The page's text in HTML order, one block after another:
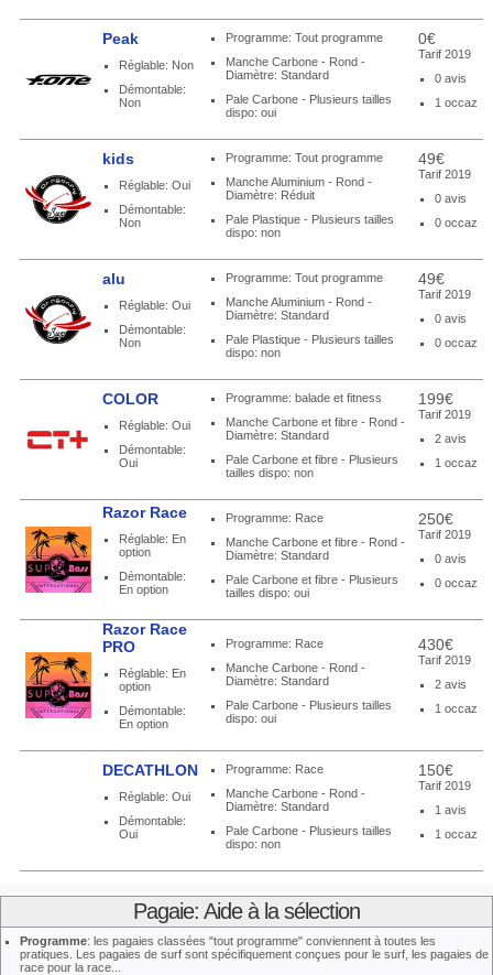
Peak
Réglable: Non
Démontable:
Non
Programme: Tout programme
Manche Carbone - Rond -
Diamètre: Standard
Pale Carbone - Plusieurs tailles
dispo: oui
0€
Tarif 2019
0 avis
1 occaz
kids
Réglable: Oui
Démontable:
Non
Programme: Tout programme
Manche Aluminium - Rond -
Diamètre: Réduit
Pale Plastique - Plusieurs tailles
dispo: non
49€
Tarif 2019
0 avis
0 occaz
alu
Réglable: Oui
Démontable:
Non
Programme: Tout programme
Manche Aluminium - Rond -
Diamètre: Standard
Pale Plastique - Plusieurs tailles
dispo: non
49€
Tarif 2019
0 avis
0 occaz
COLOR
Réglable: Oui
Démontable:
Oui
Programme: balade et fitness
Manche Carbone et fibre - Rond -
Diamètre: Standard
Pale Carbone et fibre - Plusieurs
tailles dispo: non
199€
Tarif 2019
2 avis
1 occaz
Razor Race
Réglable: En
option
Démontable:
En option
Programme: Race
Manche Carbone et fibre - Rond -
Diamètre: Standard
Pale Carbone et fibre - Plusieurs
tailles dispo: oui
250€
Tarif 2019
0 avis
0 occaz
Razor Race
PRO
Réglable: En
option
Démontable:
En option
Programme: Race
Manche Carbone - Rond -
Diamètre: Standard
Pale Carbone - Plusieurs tailles
dispo: oui
430€
Tarif 2019
2 avis
1 occaz
DECATHLON
Réglable: Oui
Démontable:
Oui
Programme: Race
Manche Carbone - Rond -
Diamètre: Standard
Pale Carbone - Plusieurs tailles
dispo: non
150€
Tarif 2019
1 avis
1 occaz
Pagaie: Aide à la sélection
Programme: les pagaies classées "tout programme" conviennent à toutes les
pratiques. Les pagaies de surf sont spécifiquement conçues pour le surf, les pagaies de
race pour la race...